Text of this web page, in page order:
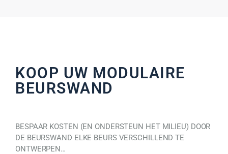
KOOP UW MODULAIRE
BEURSWAND
BESPAAR KOSTEN (EN ONDERSTEUN HET MILIEU) DOOR
DE BEURSWAND ELKE BEURS VERSCHILLEND TE
ONTWERPEN…